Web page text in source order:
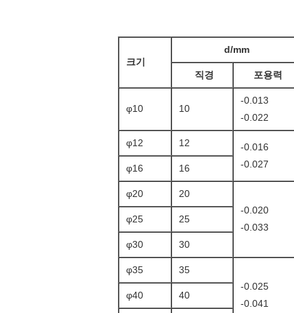
크기
d/mm
직경
포용력
φ10 10
-0.013
-0.022
φ12
12
-0.016
-0.027
φ16 16
φ20
20
-0.020
-0.033
φ25 25
φ30 30
φ35
35
-0.025
-0.041
φ40 40